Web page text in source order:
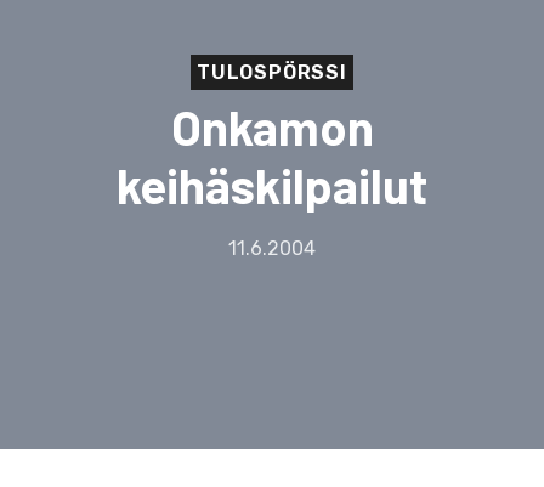
TULOSPÖRSSI
Onkamon
keihäskilpailut
11.6.2004